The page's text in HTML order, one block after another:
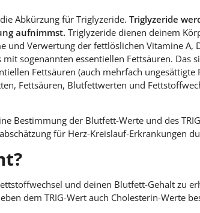
Abkürzung für Triglyzeride. Triglyzeride
aufnimmst. Triglyzeride dienen deinem
und Verwertung der fettlöslichen Vitamine A,
sogenannten essentiellen Fettsäuren. Das
Fettsäuren (auch mehrfach
Fettsäuren, Blutfettwerten und
Bestimmung der Blutfett-Werte und des
für Herz-Kreislauf-Erkrankungen
und deinen Blutfett-Gehalt zu
dem TRIG-Wert auch Cholesterin-Werte